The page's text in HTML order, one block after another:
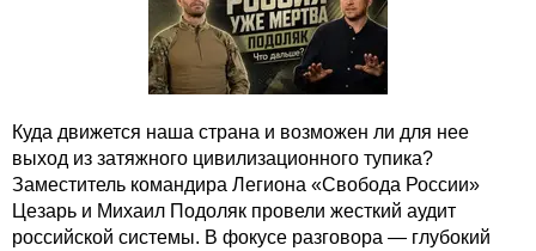
Куда движется наша страна и возможен ли для нее
выход из затяжного цивилизационного тупика?
Заместитель командира Легиона «Свобода России»
Цезарь и Михаил Подоляк провели жесткий аудит
российской системы. В фокусе разговора — глубокий